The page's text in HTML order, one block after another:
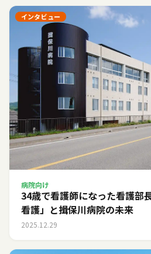
インタビュー
病院向け
34歳で看護師になった看護部
看護」と揖保川病院の未来
2025.12.29